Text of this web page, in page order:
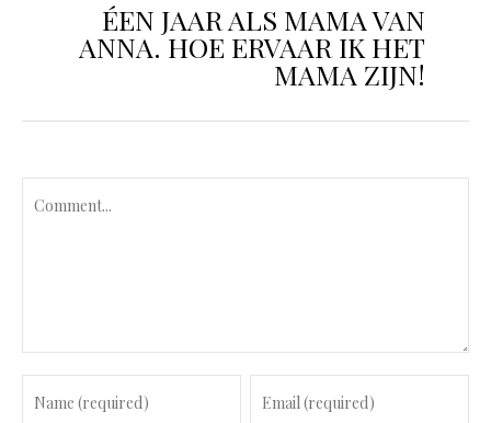
ÉEN JAAR ALS MAMA VAN
ANNA. HOE ERVAAR IK HET
MAMA ZIJN!